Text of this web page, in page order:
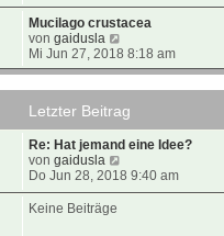
i
a
g
e
e
i
t
g
Mucilago crustacea
vongaidusla
e
u
t
e
r
e
i
Mi Jun 27, 2018 8:18 am
Letzter Beitrag
Re: Hat jemand eine Idee?
vongaidusla
e
u
Do Jun 28, 2018 9:40 am
Keine Beiträge